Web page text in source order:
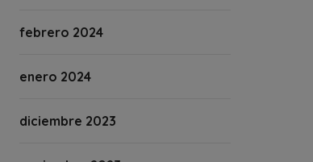
febrero 2024
enero 2024
diciembre 2023